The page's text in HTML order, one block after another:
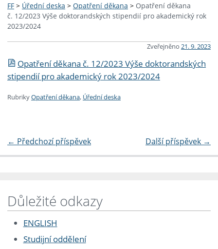
FF > Úřední deska > Opatření děkana > Opatření děkana
č. 12/2023 Výše doktorandských stipendií pro akademický rok
2023/2024
Zveřejněno 21. 9. 2023
Opatření děkana č. 12/2023 Výše doktorandských
stipendií pro akademický rok 2023/2024
RubrikyOpatření děkana, Úřední deska
← Předchozí příspěvek Další příspěvek →
Důležité odkazy
ENGLISH
Studijní oddělení